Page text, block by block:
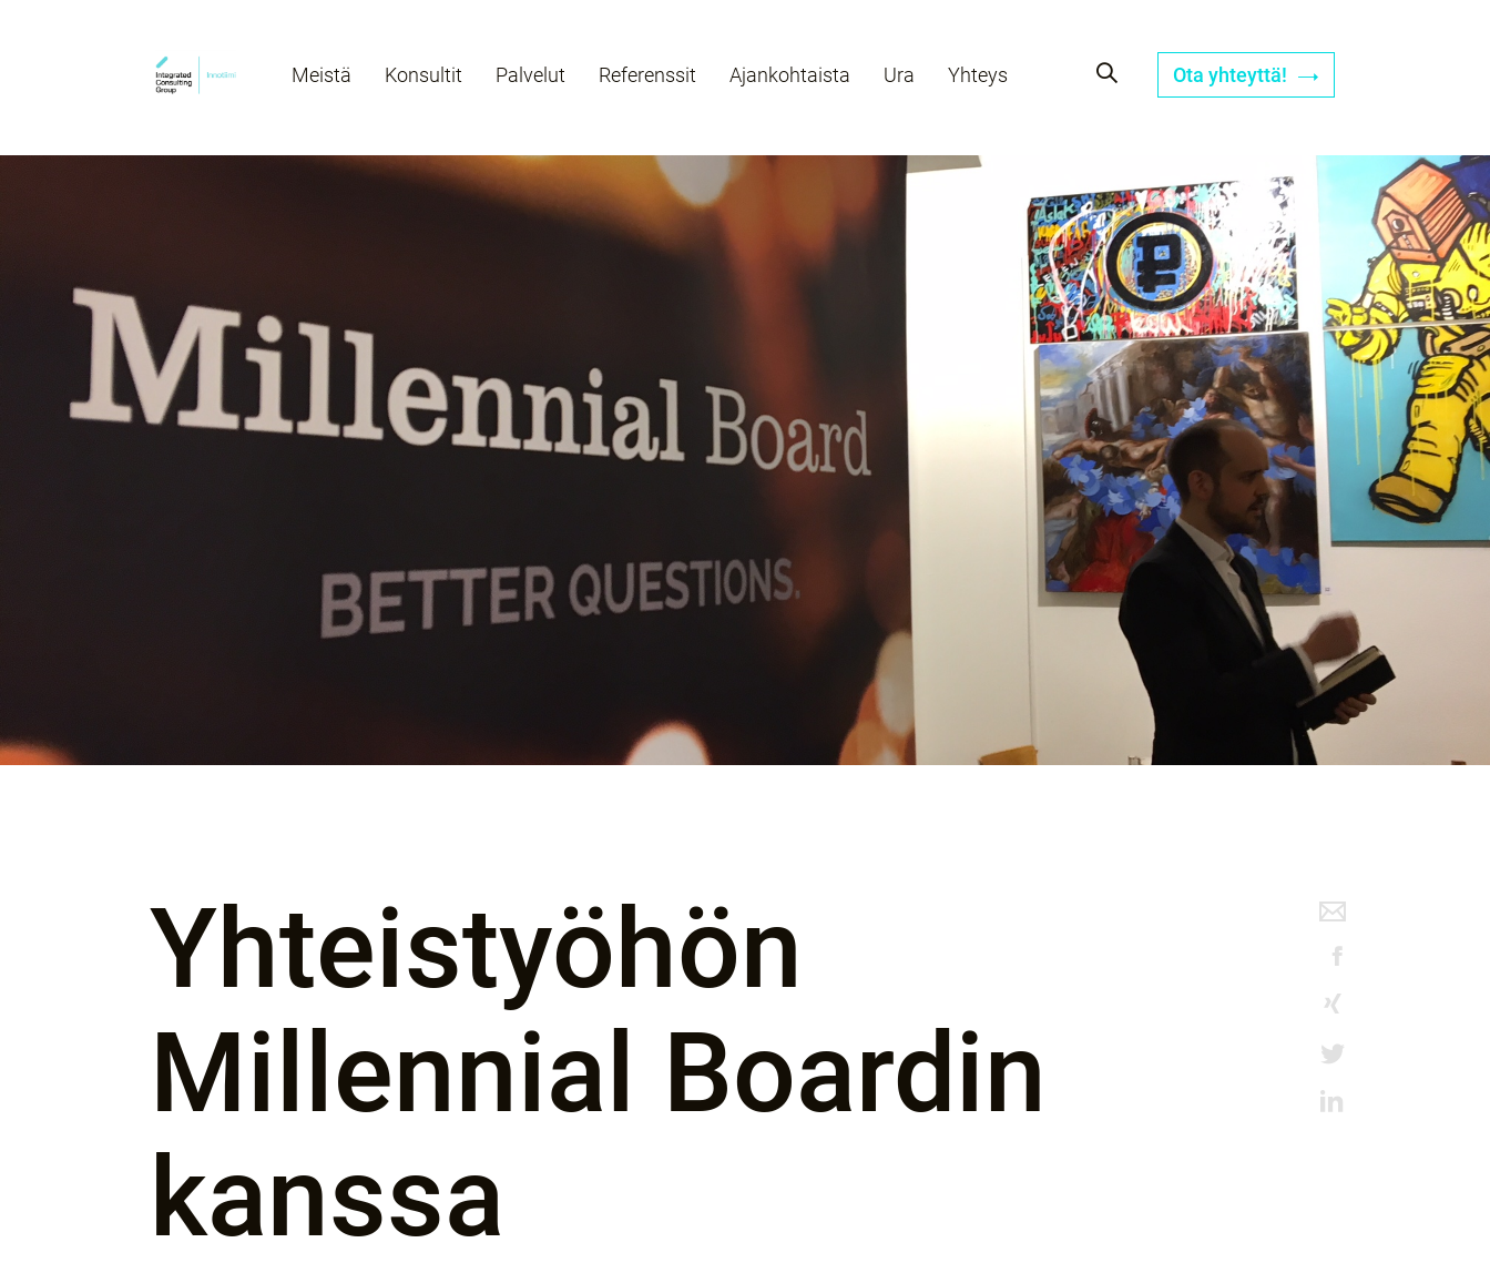
Meistä Konsultit Palvelut Referenssit Ajankohtaista Ura Yhteys Ota yhteyttä!
Yhteistyöhön
Millennial Boardin
kanssa